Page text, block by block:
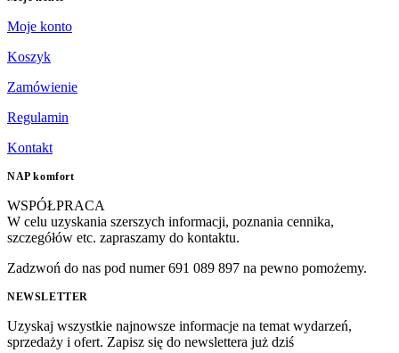
Moje konto
Koszyk
Zamówienie
Regulamin
Kontakt
NAP komfort
WSPÓŁPRACA
W celu uzyskania szerszych informacji, poznania cennika,
szczegółów etc. zapraszamy do kontaktu.
Zadzwoń do nas pod numer 691 089 897 na pewno pomożemy.
NEWSLETTER
Uzyskaj wszystkie najnowsze informacje na temat wydarzeń,
sprzedaży i ofert. Zapisz się do newslettera już dziś